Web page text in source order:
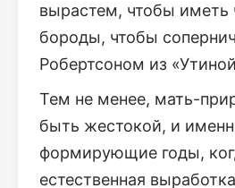
вырастем, чтобы иметь
бороды, чтобы
Робертсоном из
Тем не менее, мать-
быть жестокой, и
формирующие годы,
естественная